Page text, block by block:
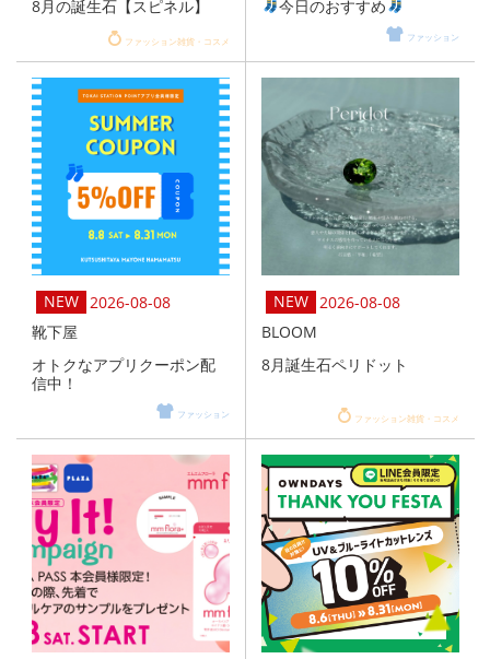
8月の誕生石【スピネル】
ファッション雑貨・コスメ
今日のおすすめ
ファッション
2026-08-08
靴下屋
オトクなアプリクーポン配
信中！
ファッション
2026-08-08
BLOOM
8月誕生石ペリドット
ファッション雑貨・コスメ